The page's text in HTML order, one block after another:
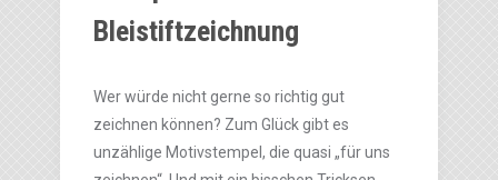
Bleistiftzeichnung
Wer würde nicht gerne so richtig gut
zeichnen können? Zum Glück gibt es
unzählige Motivstempel, die quasi „für uns